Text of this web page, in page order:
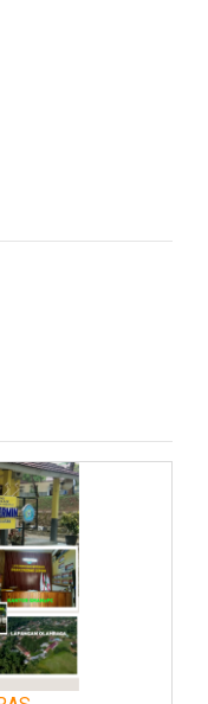
SEMUA ALUMNI
Cermin atas
diraih Dalam
SMAN 2 PADANG